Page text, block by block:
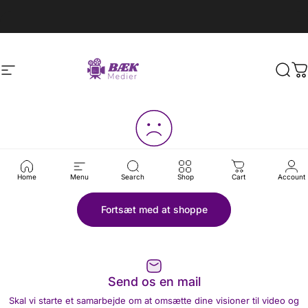
Site navigationBÆK Medier
Home Menu Search Shop Cart Account
Din kurv er tom
Fortsæt med at shoppe
Send os en mail
Skal vi starte et samarbejde om at omsætte dine visioner til video og